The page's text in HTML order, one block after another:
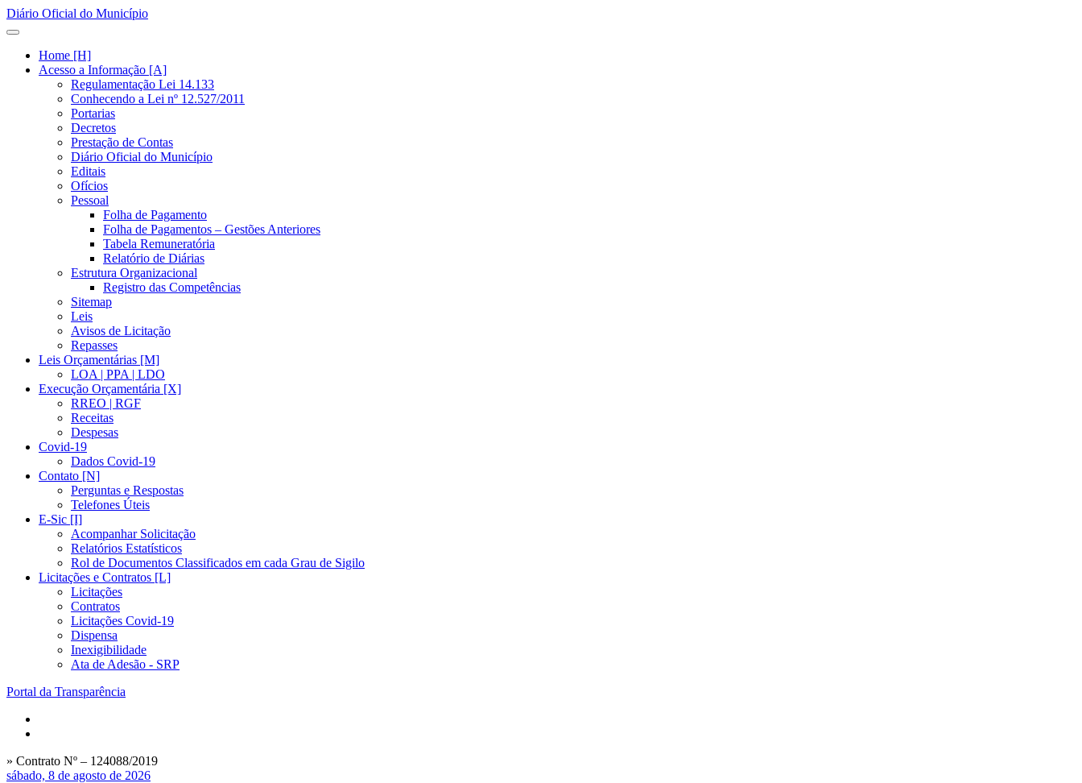
Diário Oficial do Município
Home [H]
Acesso a Informação [A]
Regulamentação Lei 14.133
Conhecendo a Lei nº 12.527/2011
Portarias
Decretos
Prestação de Contas
Diário Oficial do Município
Editais
Ofícios
Pessoal
Folha de Pagamento
Folha de Pagamentos – Gestões Anteriores
Tabela Remuneratória
Relatório de Diárias
Estrutura Organizacional
Registro das Competências
Sitemap
Leis
Avisos de Licitação
Repasses
Leis Orçamentárias [M]
LOA | PPA | LDO
Execução Orçamentária [X]
RREO | RGF
Receitas
Despesas
Covid-19
Dados Covid-19
Contato [N]
Perguntas e Respostas
Telefones Úteis
E-Sic [I]
Acompanhar Solicitação
Relatórios Estatísticos
Rol de Documentos Classificados em cada Grau de Sigilo
Licitações e Contratos [L]
Licitações
Contratos
Licitações Covid-19
Dispensa
Inexigibilidade
Ata de Adesão - SRP
Portal da Transparência
» Contrato Nº – 124088/2019
sábado, 8 de agosto de 2026